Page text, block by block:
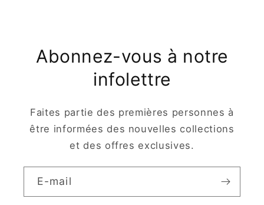
Abonnez-vous à notre
infolettre
Faites partie des premières personnes à
être informées des nouvelles collections
et des offres exclusives.
E-mail